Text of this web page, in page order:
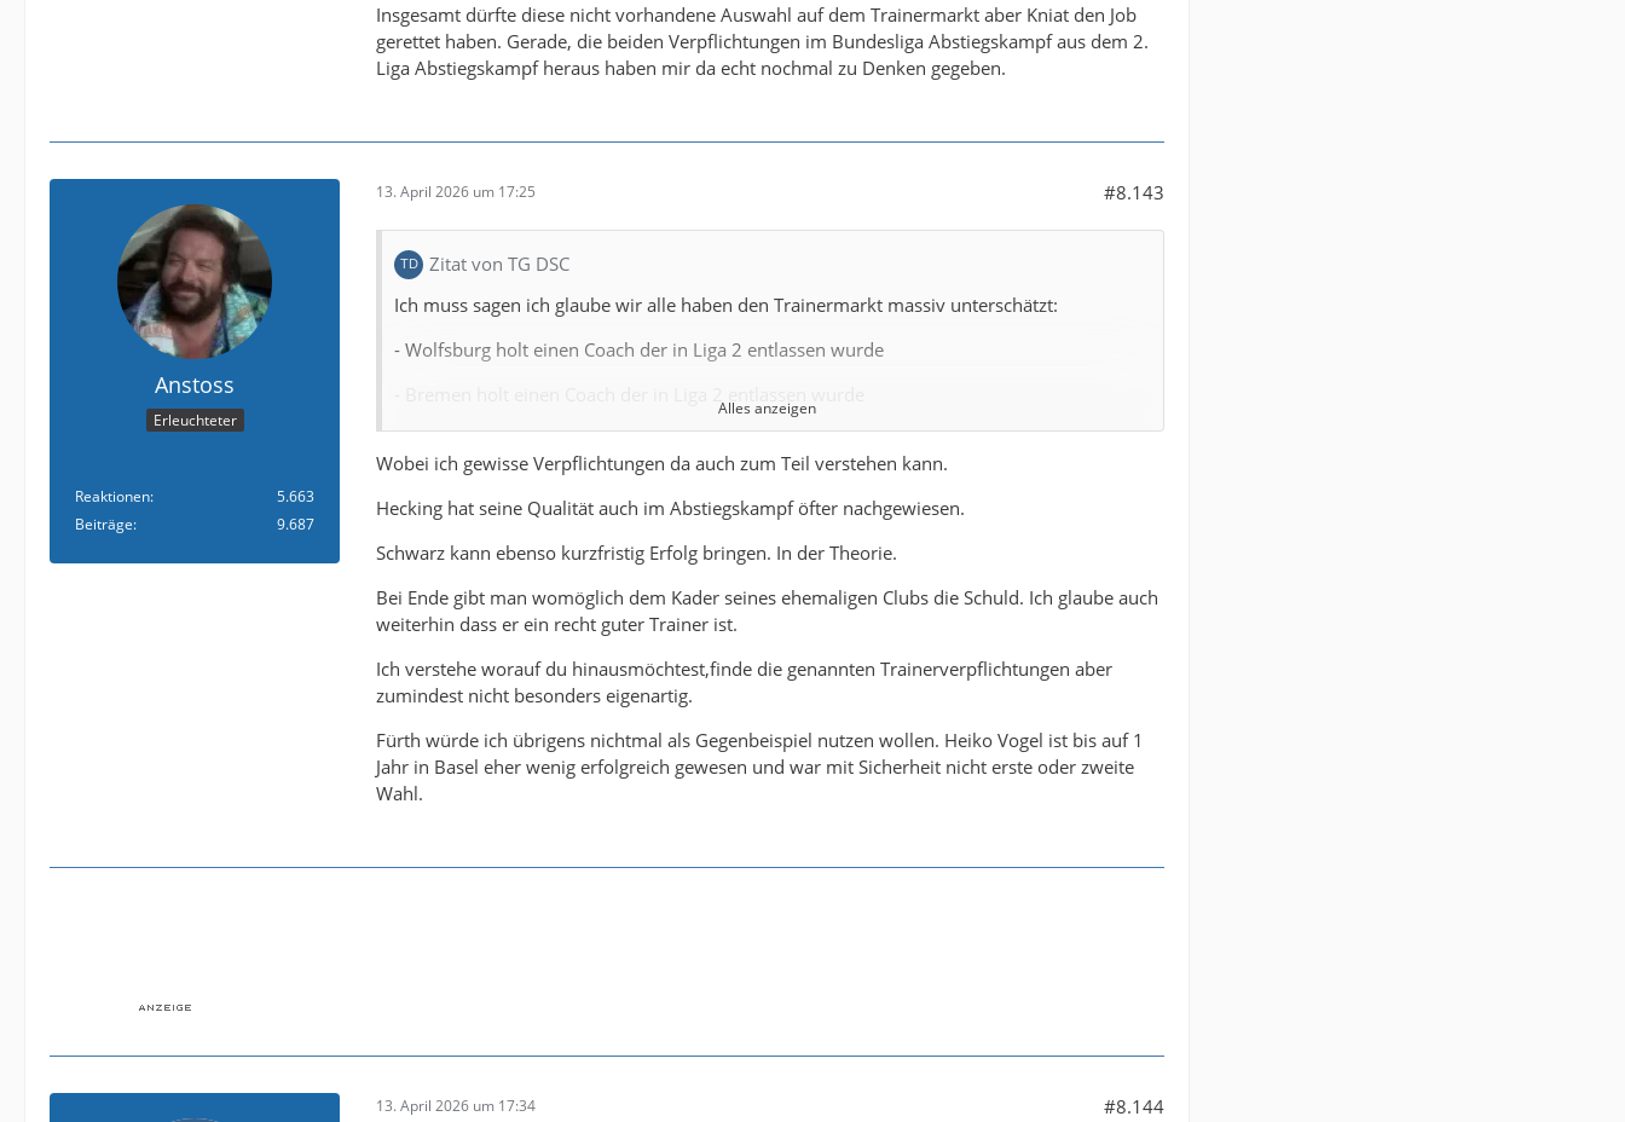
Insgesamt dürfte diese nicht vorhandene Auswahl auf dem Trainermarkt aber Kniat den Job
gerettet haben. Gerade, die beiden Verpflichtungen im Bundesliga Abstiegskampf aus dem 2.
Liga Abstiegskampf heraus haben mir da echt nochmal zu Denken gegeben.
Anstoss
Erleuchteter
Reaktionen
5.663
Beiträge
9.687
13. April 2026 um 17:25 #8.143
Zitat von TG DSC
Ich muss sagen ich glaube wir alle haben den Trainermarkt massiv unterschätzt:
- Wolfsburg holt einen Coach der in Liga 2 entlassen wurde
- Union mit einer internen Lösung
- Köln mit einer internen Lösung
- Magdeburg mit einer internen Lösung
- Braunschweig holt einen Co-Trainer in Teilzeit
- Münster holt mit Schwarz einen Trainer der in Liga 3 entlassen wurde
- Düsseldorf holt den entlassenen coach vom 2. Liga Schlusslicht.
Es gibt sicherlich auch Gegenbeispiele mit Bochum, Fürth und Kiel. Ich würde aber auch
sagen, dass Rösler keine langfristige Lösung ist und das Walter nur aufgrund seiner
Vorgeschichte mit den Störchen dort aufgeschlagen ist.
Job gerettet haben. Gerade, die beiden Verpflichtungen im Bundesliga Abstiegskampf aus
Alles anzeigen
Wobei ich gewisse Verpflichtungen da auch zum Teil verstehen kann.
Hecking hat seine Qualität auch im Abstiegskampf öfter nachgewiesen.
Schwarz kann ebenso kurzfristig Erfolg bringen. In der Theorie.
Bei Ende gibt man womöglich dem Kader seines ehemaligen Clubs die Schuld. Ich glaube auch
weiterhin dass er ein recht guter Trainer ist.
Ich verstehe worauf du hinausmöchtest,finde die genannten Trainerverpflichtungen aber
zumindest nicht besonders eigenartig.
Fürth würde ich übrigens nichtmal als Gegenbeispiel nutzen wollen. Heiko Vogel ist bis auf 1
Jahr in Basel eher wenig erfolgreich gewesen und war mit Sicherheit nicht erste oder zweite
Wahl.
13. April 2026 um 17:34 #8.144